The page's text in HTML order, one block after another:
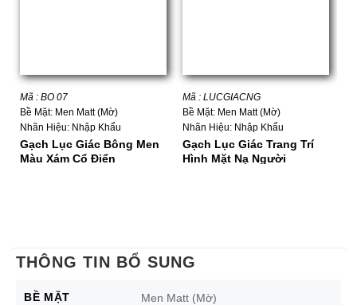
Mã : BO 07
Bề Mặt: Men Matt (Mờ)
Nhãn Hiệu: Nhập Khẩu
Gạch Lục Giác Bông Men
Màu Xám Cổ Điển
Mã : LUCGIACNG
Bề Mặt: Men Matt (Mờ)
Nhãn Hiệu: Nhập Khẩu
Gạch Lục Giác Trang Trí
Hình Mặt Nạ Người
THÔNG TIN BỔ SUNG
BỀ MẶT Men Matt (Mờ)